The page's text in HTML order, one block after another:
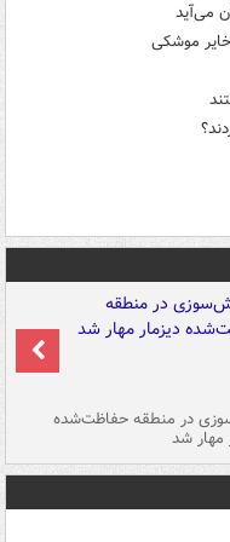
می‌آید
موشکی
در منطقه حفاظت‌شده
مهار شد